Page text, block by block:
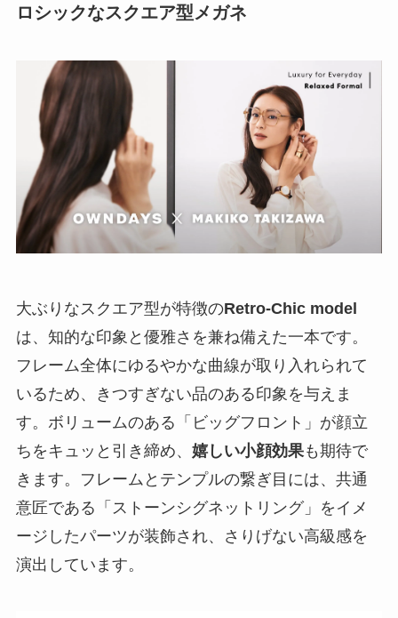
ロシックなスクエア型メガネ
大ぶりなスクエア型が特徴のRetro-Chic model
は、知的な印象と優雅さを兼ね備えた一本です。
フレーム全体にゆるやかな曲線が取り入れられて
いるため、きつすぎない品のある印象を与えま
す。ボリュームのある「ビッグフロント」が顔立
ちをキュッと引き締め、 嬉しい小顔効果も期待で
きます。フレームとテンプルの繋ぎ目には、共通
意匠である「ストーンシグネットリング」をイメ
ージしたパーツが装飾され、さりげない高級感を
演出しています。